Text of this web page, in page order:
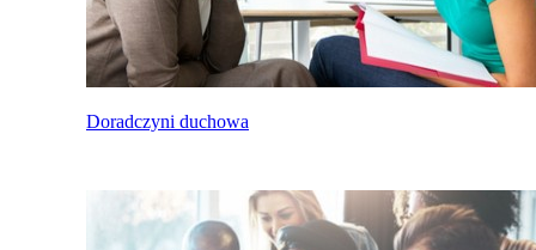
Doradczyni duchowa